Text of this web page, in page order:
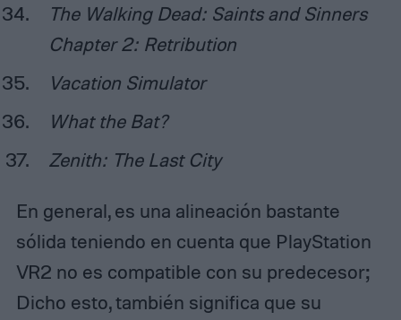
The Walking Dead: Saints and Sinners
Chapter 2: Retribution
Vacation Simulator
What the Bat?
Zenith: The Last City
En general, es una alineación bastante
sólida teniendo en cuenta que PlayStation
VR2 no es compatible con su predecesor;
Dicho esto, también significa que su